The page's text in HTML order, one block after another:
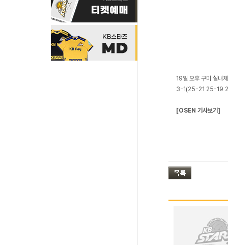
19일 오후 구미 실내
3-1(25-21 25-19
[OSEN 기사보기]